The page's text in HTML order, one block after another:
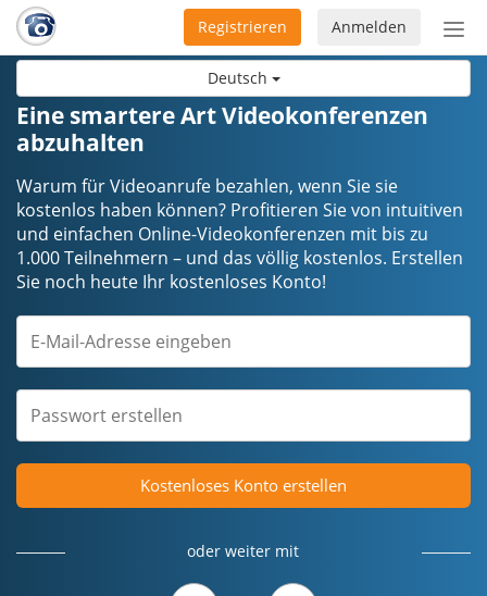
Deutsch
Anmelden
Registrieren
Eine smartere Art Videokonferenzen
abzuhalten
Warum für Videoanrufe bezahlen, wenn Sie sie
kostenlos haben können? Profitieren Sie von intuitiven
und einfachen Online-Videokonferenzen mit bis zu
1.000 Teilnehmern – und das völlig kostenlos. Erstellen
Sie noch heute Ihr kostenloses Konto!
Kostenloses Konto erstellen
oder weiter mit